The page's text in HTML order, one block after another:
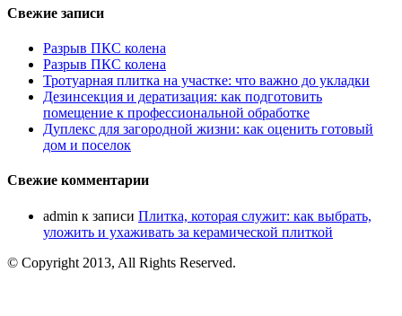
Свежие записи
Разрыв ПКС колена
Разрыв ПКС колена
Тротуарная плитка на участке: что важно до укладки
Дезинсекция и дератизация: как подготовить
помещение к профессиональной обработке
Дуплекс для загородной жизни: как оценить готовый
дом и поселок
Свежие комментарии
admin к записи Плитка, которая служит: как выбрать,
уложить и ухаживать за керамической плиткой
© Copyright 2013, All Rights Reserved.